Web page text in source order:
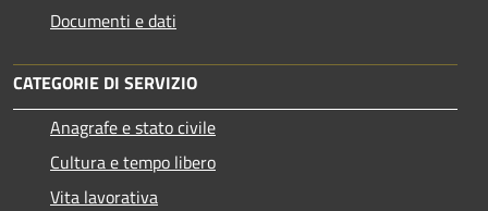
Documenti e dati
CATEGORIE DI SERVIZIO
Anagrafe e stato civile
Cultura e tempo libero
Vita lavorativa